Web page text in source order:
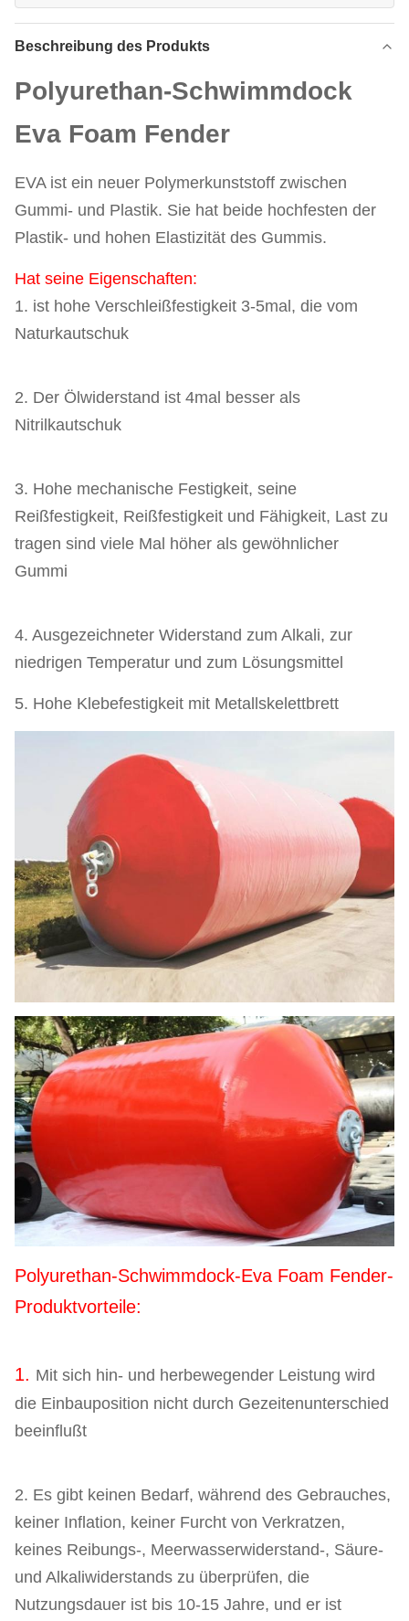
Beschreibung des Produkts
Polyurethan-Schwimmdock
Eva Foam Fender
EVA ist ein neuer Polymerkunststoff zwischen
Gummi- und Plastik. Sie hat beide hochfesten der
Plastik- und hohen Elastizität des Gummis.
Hat seine Eigenschaften:
1. ist hohe Verschleißfestigkeit 3-5mal, die vom
Naturkautschuk
2. Der Ölwiderstand ist 4mal besser als
Nitrilkautschuk
3. Hohe mechanische Festigkeit, seine
Reißfestigkeit, Reißfestigkeit und Fähigkeit, Last zu
tragen sind viele Mal höher als gewöhnlicher
Gummi
4. Ausgezeichneter Widerstand zum Alkali, zur
niedrigen Temperatur und zum Lösungsmittel
5. Hohe Klebefestigkeit mit Metallskelettbrett
Polyurethan-Schwimmdock-Eva Foam Fender-
Produktvorteile:
1. Mit sich hin- und herbewegender Leistung wird
die Einbauposition nicht durch Gezeitenunterschied
beeinflußt
2. Es gibt keinen Bedarf, während des Gebrauches,
keiner Inflation, keiner Furcht von Verkratzen,
keines Reibungs-, Meerwasserwiderstand-, Säure-
und Alkaliwiderstands zu überprüfen, die
Nutzungsdauer ist bis 10-15 Jahre, und er ist